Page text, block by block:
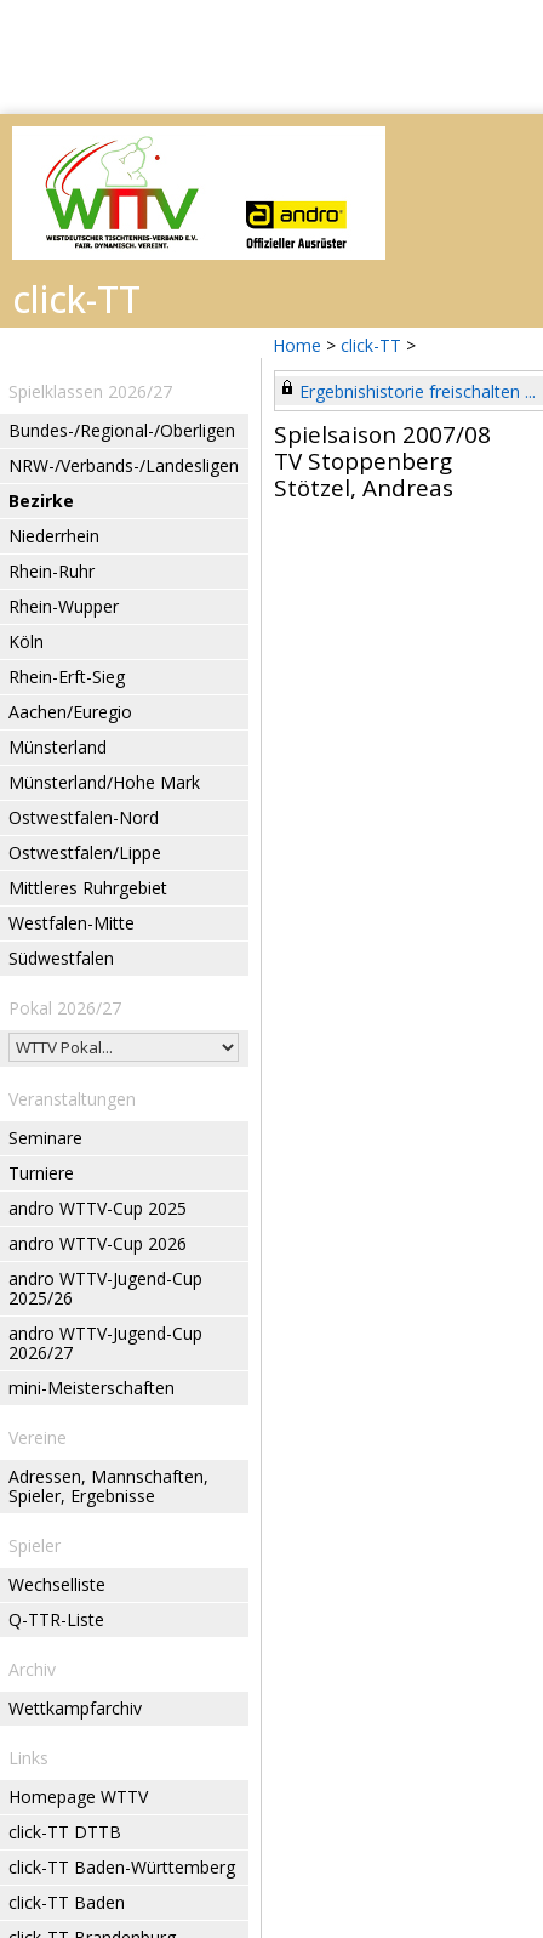
Home > click-TT >
Spielklassen 2026/27
Bundes-/Regional-/Oberligen
NRW-/Verbands-/Landesligen
Bezirke
Niederrhein
Rhein-Ruhr
Rhein-Wupper
Köln
Rhein-Erft-Sieg
Aachen/Euregio
Münsterland
Münsterland/Hohe Mark
Ostwestfalen-Nord
Ostwestfalen/Lippe
Mittleres Ruhrgebiet
Westfalen-Mitte
Südwestfalen
Pokal 2026/27
Veranstaltungen
Seminare
Turniere
andro WTTV-Cup 2025
andro WTTV-Cup 2026
andro WTTV-Jugend-Cup
2025/26
andro WTTV-Jugend-Cup
2026/27
mini-Meisterschaften
Vereine
Adressen, Mannschaften,
Spieler, Ergebnisse
Spieler
Wechselliste
Q-TTR-Liste
Archiv
Wettkampfarchiv
Links
Homepage WTTV
click-TT DTTB
click-TT Baden-Württemberg
click-TT Baden
Ergebnishistorie freischalten ...
Spielsaison 2007/08
TV Stoppenberg
Stötzel, Andreas